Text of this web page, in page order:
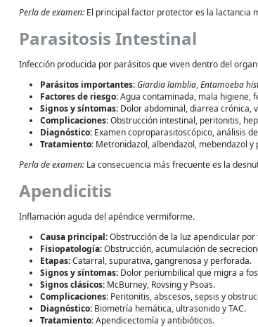
Perla de examen: El principal factor protector es la lactancia
Parasitosis Intestinal
Infección producida por parásitos que viven dentro del
Parásitos importantes:Giardia lamblia,Entamoeba
Factores de riesgo:Agua contaminada, mala higiene,
Signos y síntomas: Dolor abdominal, diarrea crónica,
Complicaciones:Obstrucción intestinal, peritonitis,
Diagnóstico: Examen coproparasitoscópico, análisis
Tratamiento: Metronidazol, albendazol, mebendazol y
Perla de examen: La consecuencia más frecuente es la
Apendicitis
Inflamación aguda del apéndice vermiforme.
Causa principal:Obstrucción de la luz apendicular
Fisiopatología:Obstrucción, acumulación de
Etapas:Catarral, supurativa, gangrenosa y perforada.
Signos y síntomas: Dolor periumbilical que migra a
Signos clásicos: McBurney, Rovsing y Psoas.
Complicaciones: Peritonitis, abscesos, sepsis y
Diagnóstico: Biometría hemática, ultrasonido y TAC.
Tratamiento:Apendicectomía y antibióticos.